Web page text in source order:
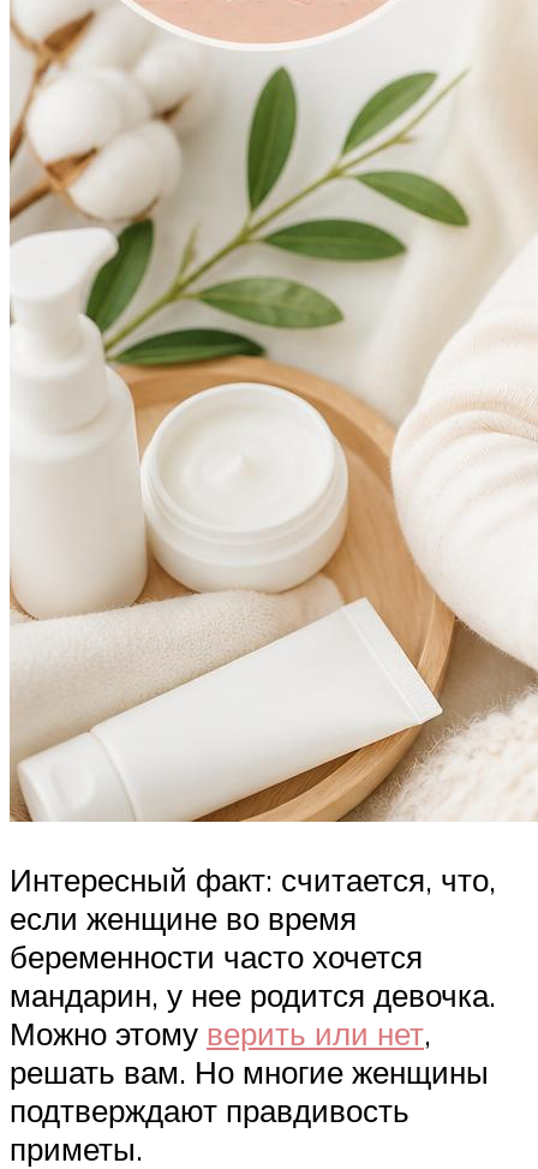
Интересный факт: считается, что,
если женщине во время
беременности часто хочется
мандарин, у нее родится девочка.
Можно этому верить или нет,
решать вам. Но многие женщины
подтверждают правдивость
приметы.